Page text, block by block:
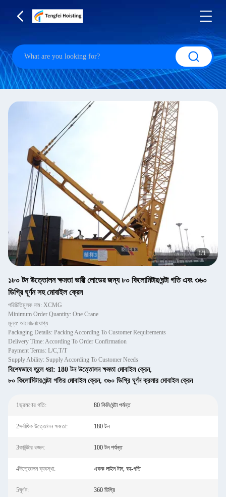
1/1
১৮০ টন উত্তোলন ক্ষমতা ভারী লোডের জন্য ৮০ কিলোমিটার/ঘন্টা গতি এবং ৩৬০
ডিগ্রি ঘূর্ণন সহ মোবাইল ক্রেন
পরিচিতিমুলক নাম: XCMG
Minimum Order Quantity: One Crane
মূল্য: আলোচনাযোগ্য
Packaging Details: Packing According To Customer Requirements
Delivery Time: According To Order Confirmation
Payment Terms: L/C,T/T
Supply Ability: Supply According To Customer Needs
বিশেষভাবে তুলে ধরা: 180 টন উত্তোলন ক্ষমতা মোবাইল ক্রেন,
৮০ কিলোমিটার/ঘন্টা গতির মোবাইল ক্রেন, ৩৬০ ডিগ্রি ঘূর্ণন ক্রলার মোবাইল ক্রেন
1ভ্রমণের গতি: 80 কিমি/ঘন্টা পর্যন্ত
2সর্বাধিক উত্তোলন ক্ষমতা: 180 টন
3কাউন্টার ওজন: 100 টন পর্যন্ত
4উত্তোলন ব্যবস্থা: একক লাইন টান, বহু-গতি
5ঘূর্ণন: 360 ডিগ্রি